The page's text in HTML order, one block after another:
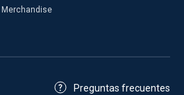
Merchandise
Preguntas frecuentes